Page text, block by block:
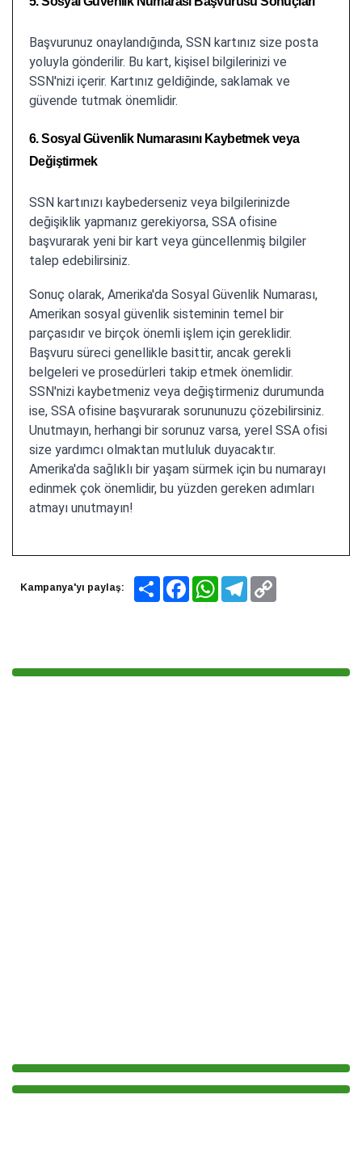
Başvurunuz onaylandığında, SSN kartınız size posta
yoluyla gönderilir. Bu kart, kişisel bilgilerinizi ve
SSN'nizi içerir. Kartınız geldiğinde, saklamak ve
güvende tutmak önemlidir.
6. Sosyal Güvenlik Numarasını Kaybetmek veya
Değiştirmek
SSN kartınızı kaybederseniz veya bilgilerinizde
değişiklik yapmanız gerekiyorsa, SSA ofisine
başvurarak yeni bir kart veya güncellenmiş bilgiler
talep edebilirsiniz.
Sonuç olarak, Amerika'da Sosyal Güvenlik Numarası,
Amerikan sosyal güvenlik sisteminin temel bir
parçasıdır ve birçok önemli işlem için gereklidir.
Başvuru süreci genellikle basittir, ancak gerekli
belgeleri ve prosedürleri takip etmek önemlidir.
SSN'nizi kaybetmeniz veya değiştirmeniz durumunda
ise, SSA ofisine başvurarak sorununuzu çözebilirsiniz.
Unutmayın, herhangi bir sorunuz varsa, yerel SSA ofisi
size yardımcı olmaktan mutluluk duyacaktır.
Amerika'da sağlıklı bir yaşam sürmek için bu numarayı
edinmek çok önemlidir, bu yüzden gereken adımları
atmayı unutmayın!
Kampanya'yı paylaş: Share FacebookWhatsAppTelegram